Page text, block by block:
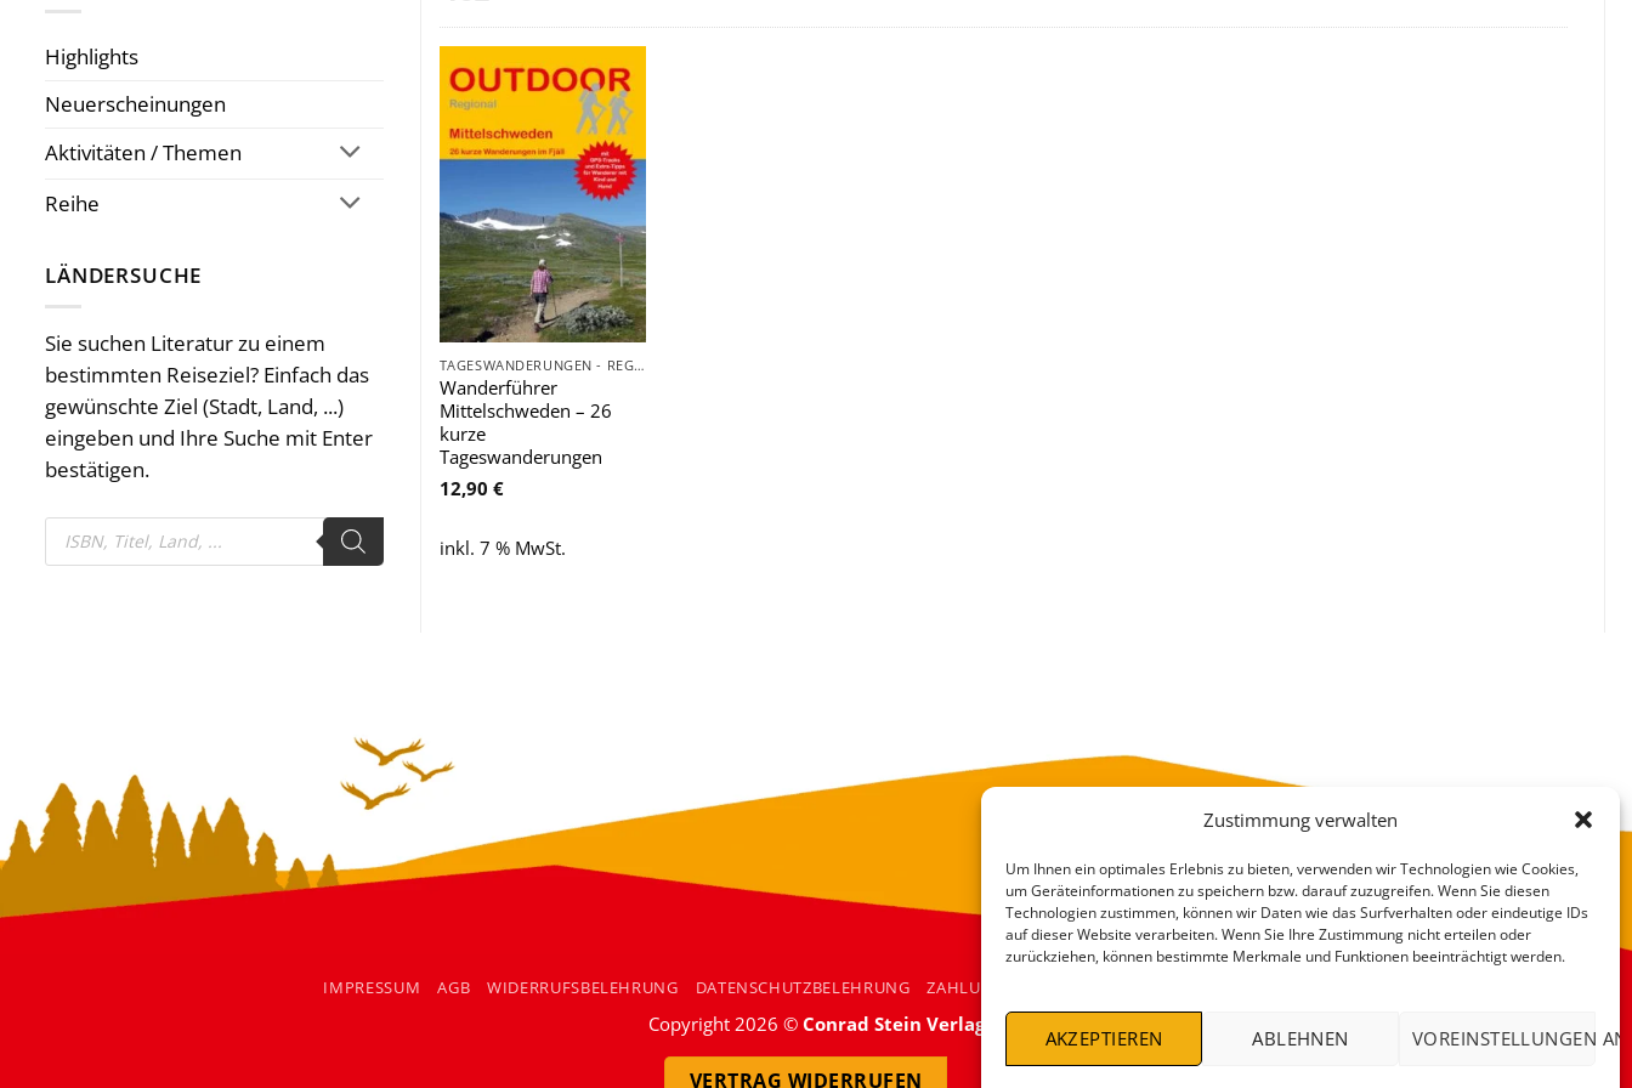
Zustimmung verwalten
Um Ihnen ein optimales Erlebnis zu bieten, verwenden wir Technologien wie Cookies,
um Geräteinformationen zu speichern bzw. darauf zuzugreifen. Wenn Sie diesen
Technologien zustimmen, können wir Daten wie das Surfverhalten oder eindeutige IDs
auf dieser Website verarbeiten. Wenn Sie Ihre Zustimmung nicht erteilen oder
zurückziehen, können bestimmte Merkmale und Funktionen beeinträchtigt werden.
AKZEPTIEREN ABLEHNEN VOREINSTELLUNGEN
Highlights
Neuerscheinungen
Aktivitäten / Themen
Reihe
LÄNDERSUCHE
Sie suchen Literatur zu einem
bestimmten Reiseziel? Einfach das
gewünschte Ziel (Stadt, Land, ...)
eingeben und Ihre Suche mit Enter
bestätigen.
Products
search
Zu
Wunschliste
hinzufügen
TAGESWANDERUNGEN - REGIONAL
Wanderführer
Mittelschweden – 26
kurze
Tageswanderungen
12,90 €
inkl. 7 % MwSt.
IMPRESSUM AGB WIDERRUFSBELEHRUNG DATENSCHUTZBELEHRUNG ZAHLUNGSARTEN
Copyright 2026 © Conrad Stein Verlag
VERTRAG WIDERRUFEN